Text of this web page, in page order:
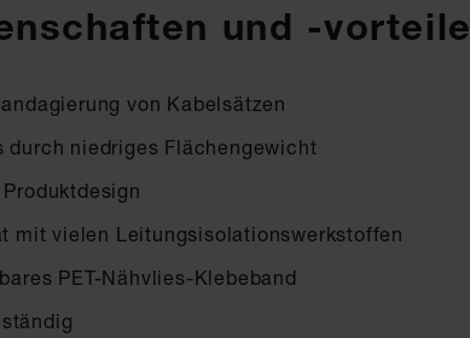
und -vorteile
von Kabelsätzen
durch niedriges Flächengewicht
mit vielen Leitungsisolationswerkstoffen
PET-Nähvlies-Klebeband